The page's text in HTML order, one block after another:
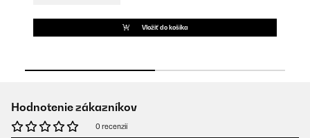
Vložiť do košíka
Hodnotenie zákazníkov
0 recenzií